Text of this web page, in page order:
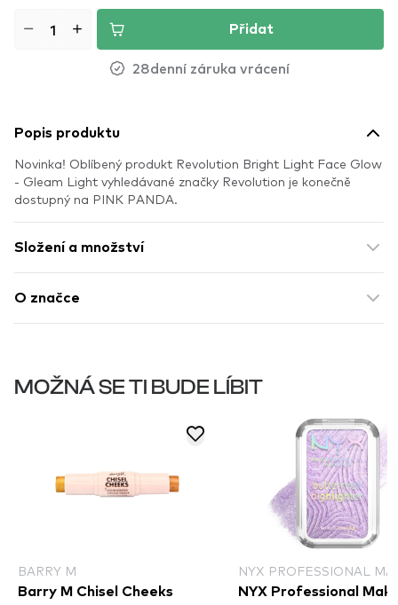
Přidat
28denní záruka vrácení
Popis produktu
Novinka! Oblíbený produkt Revolution Bright Light Face Glow
- Gleam Light vyhledávané značky Revolution je konečně
dostupný na PINK PANDA.
Složení a množství
O značce
MOŽNÁ SE TI BUDE LÍBIT
BARRY M
Barry M Chisel Cheeks
NYX PROFESSIONAL
NYX Professional